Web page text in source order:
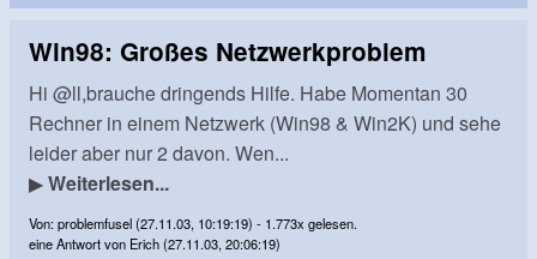
Win98: Großes Netzwerkproblem
Hi @ll,brauche dringends Hilfe. Habe Momentan 30
Rechner in einem Netzwerk (Win98 & Win2K) und sehe
leider aber nur 2 davon. Wen...
▶Weiterlesen...
Von: problemfusel (27.11.03, 10:19:19) - 1.773x gelesen.
eine Antwort von Erich (27.11.03, 20:06:19)